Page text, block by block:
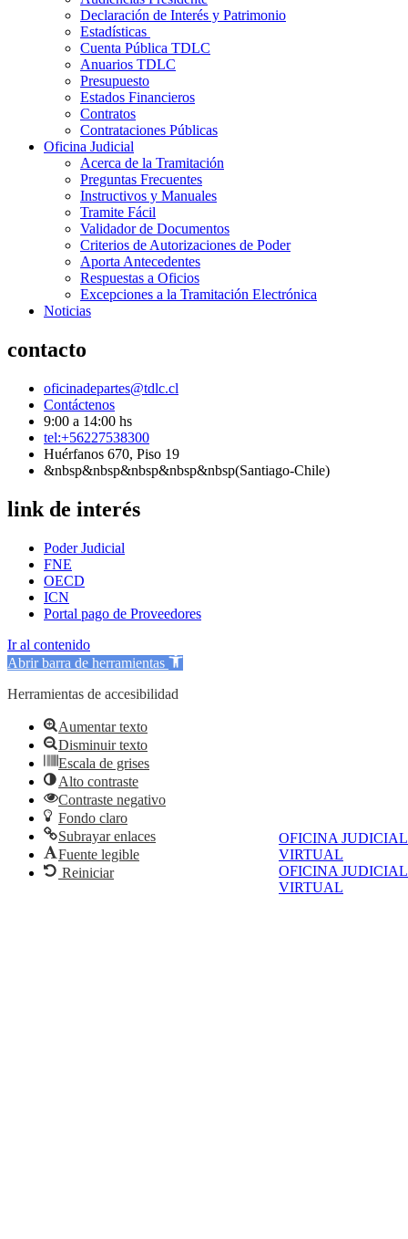
OFICINA JUDICIAL
VIRTUAL
OFICINA JUDICIAL
VIRTUAL
Declaración de Interés y Patrimonio
Estadísticas
Cuenta Pública TDLC
Anuarios TDLC
Presupuesto
Estados Financieros
Contratos
Contrataciones Públicas
Oficina Judicial
Acerca de la Tramitación
Preguntas Frecuentes
Instructivos y Manuales
Tramite Fácil
Validador de Documentos
Criterios de Autorizaciones de Poder
Aporta Antecedentes
Respuestas a Oficios
Excepciones a la Tramitación Electrónica
Noticias
contacto
oficinadepartes@tdlc.cl
Contáctenos
9:00 a 14:00 hs
tel:+56227538300
Huérfanos 670, Piso 19
&nbsp&nbsp&nbsp&nbsp&nbsp(Santiago-Chile)
link de interés
Poder Judicial
FNE
OECD
ICN
Portal pago de Proveedores
Ir al contenido
Abrir barra de herramientas
Herramientas de accesibilidad
Aumentar texto
Disminuir texto
Escala de grises
Alto contraste
Contraste negativo
Fondo claro
Subrayar enlaces
Fuente legible
Reiniciar